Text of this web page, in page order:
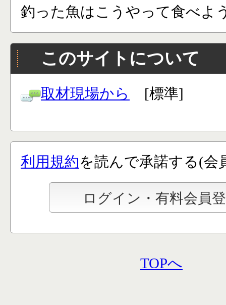
釣った魚はこうやって食べよ
このサイトについて
取材現場から [標準]
利用規約を読んで承諾する(会
TOPへ